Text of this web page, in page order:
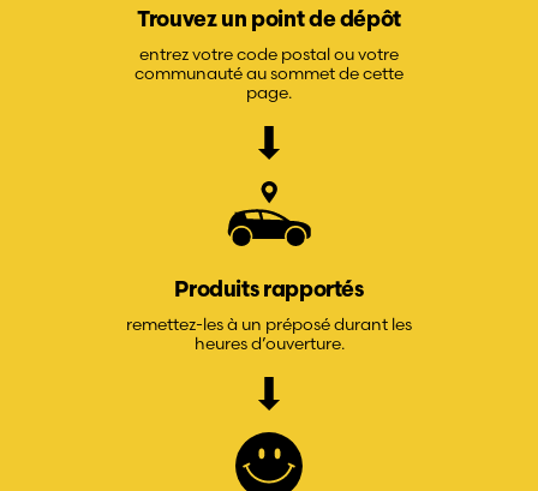
Trouvez un point de dépôt
entrez votre code postal ou votre
communauté au sommet de cette
page.
Produits rapportés
remettez-les à un préposé durant les
heures d’ouverture.